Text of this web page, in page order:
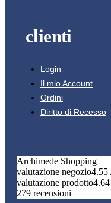
clienti
Login
Il mio Account
Ordini
Diritto di Recesso
Archimede Shopping
valutazione negozio4.55
valutazione prodotto
279 recensioni